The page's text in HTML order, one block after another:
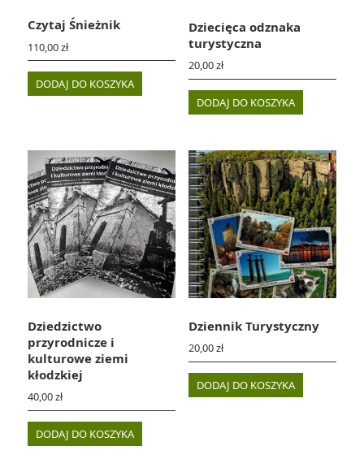
Czytaj Śnieżnik
110,00zł
DODAJ DO KOSZYKA
Dziecięca odznaka
turystyczna
20,00zł
DODAJ DO KOSZYKA
Dziedzictwo
przyrodnicze i
kulturowe ziemi
kłodzkiej
40,00zł
DODAJ DO KOSZYKA
Dziennik Turystyczny
20,00zł
DODAJ DO KOSZYKA